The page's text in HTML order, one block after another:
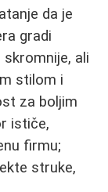
da je
gradi
ali
stilom i
za boljim
ističe,
firmu;
struke,